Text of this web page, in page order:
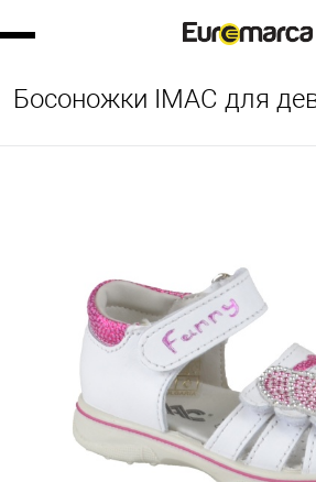
Босоножки IMAC для